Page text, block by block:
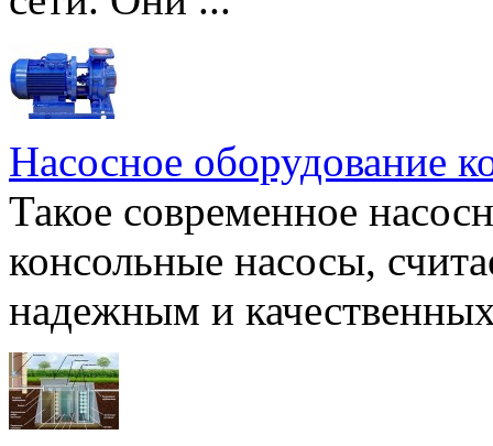
Насосное оборудование
Такое современное
консольные насосы,
надежным и